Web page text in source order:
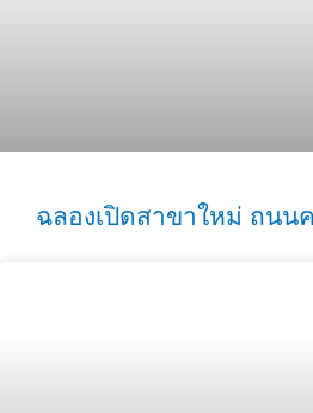
ฉลองเปิดสาขาใหม่ ถนน